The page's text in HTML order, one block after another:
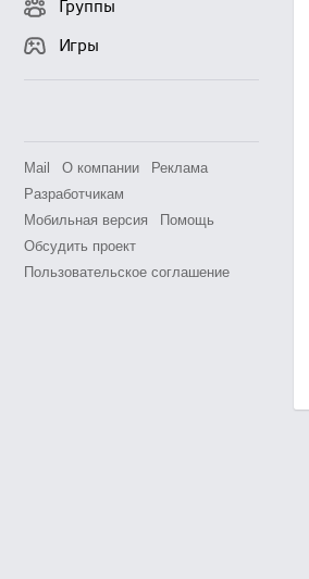
Группы
Игры
Mail О компании
Реклама
Разработчикам
Мобильная версия
Помощь
Обсудить проект
Пользовательское соглашение